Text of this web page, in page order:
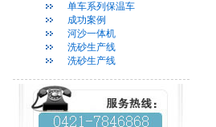
单车系列保温车
成功案例
河沙一体机
洗砂生产线
洗砂生产线